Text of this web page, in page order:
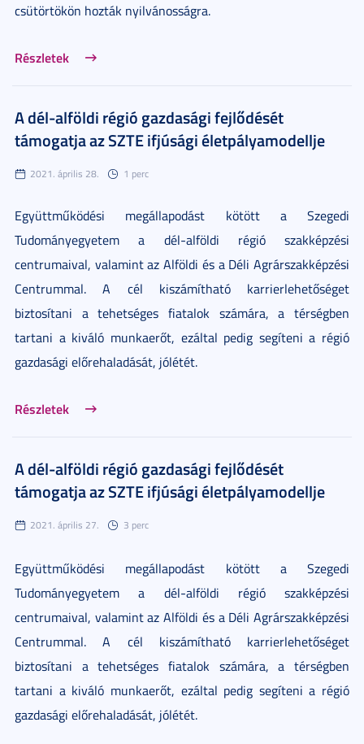
csütörtökön hozták nyilvánosságra.
Részletek
A dél-alföldi régió gazdasági fejlődését
támogatja az SZTE ifjúsági életpályamodellje
2021. április 28. 1 perc
Együttműködési megállapodást kötött a Szegedi
Tudományegyetem a dél-alföldi régió szakképzési
centrumaival, valamint az Alföldi és a Déli Agrárszakképzési
Centrummal. A cél kiszámítható karrierlehetőséget
biztosítani a tehetséges fiatalok számára, a térségben
tartani a kiváló munkaerőt, ezáltal pedig segíteni a régió
gazdasági előrehaladását, jólétét.
Részletek
A dél-alföldi régió gazdasági fejlődését
támogatja az SZTE ifjúsági életpályamodellje
2021. április 27. 3 perc
Együttműködési megállapodást kötött a Szegedi
Tudományegyetem
a dél-alföldi régió szakképzési
centrumaival, valamint az Alföldi és a Déli Agrárszakképzési
Centrummal. A cél kiszámítható karrierlehetőséget
biztosítani a tehetséges fiatalok számára, a térségben
tartani a kiváló munkaerőt, ezáltal pedig segíteni a régió
gazdasági előrehaladását, jólétét.